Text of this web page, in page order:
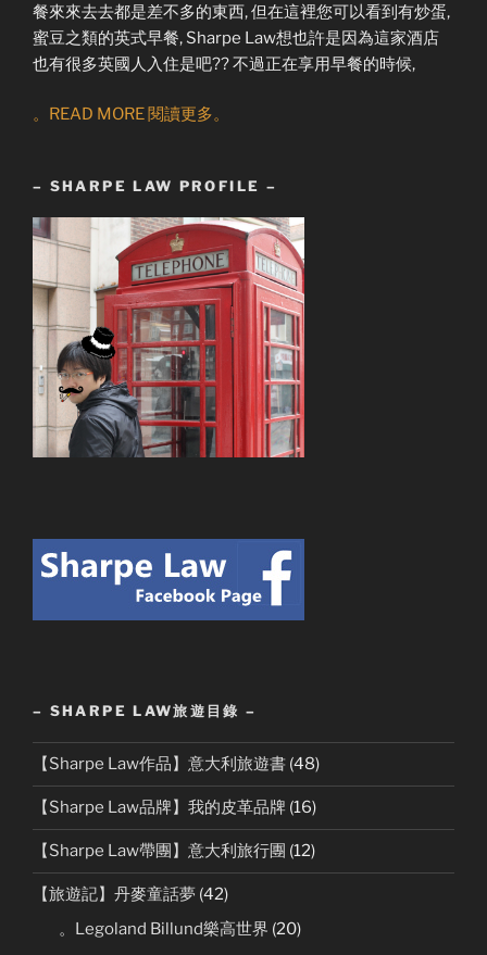
餐來來去去都是差不多的東西, 但在這裡您可以看到有炒蛋,
蜜豆之類的英式早餐, Sharpe Law想也許是因為這家酒店
也有很多英國人入住是吧?? 不過正在享用早餐的時候,
。READ MORE 閱讀更多。
– SHARPE LAW PROFILE –
– SHARPE LAW旅遊目錄 –
【Sharpe Law作品】意大利旅遊書 (48)
【Sharpe Law品牌】我的皮革品牌 (16)
【Sharpe Law帶團】意大利旅行團 (12)
【旅遊記】丹麥童話夢 (42)
。Legoland Billund樂高世界 (20)